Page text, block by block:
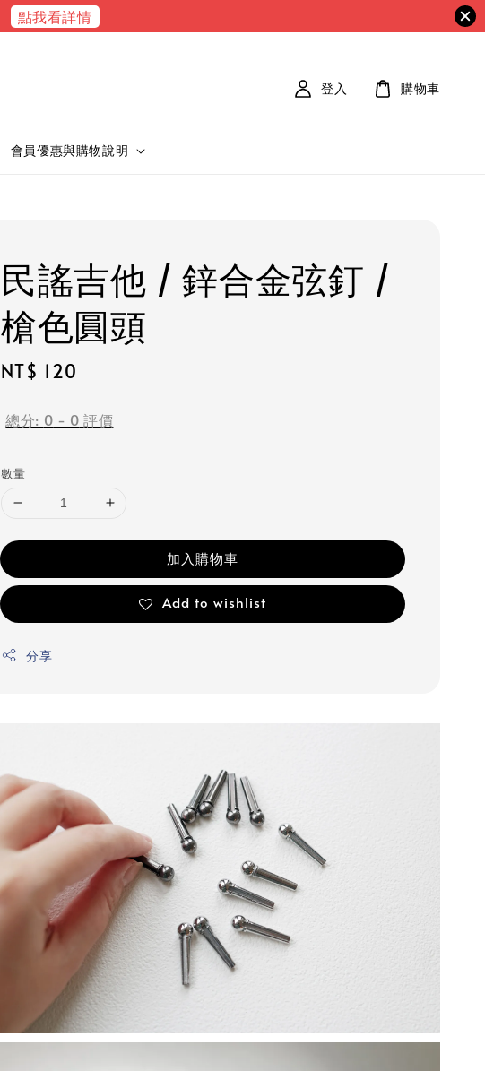
點我看詳情
會員優惠與購物說明
登入 購物車
民謠吉他 / 鋅合金弦釘 /
槍色圓頭
Regular
NT$ 120
總分: 0 - 0 評價
數量
加入購物車
Add to wishlist
分享